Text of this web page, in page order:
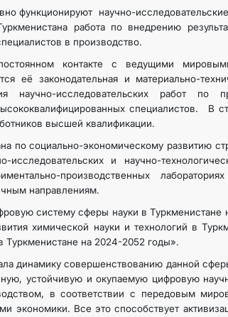
функционируют научно-
работа по внедрению
в производство.
контакте с ведущими
её законодательная и материально-
исследовательских работ по
специалистов. В
высшей квалификации.
по социально-экономическому развитию
и научно-
производственных
направлениям.
систему сферы науки в Туркменистане
химической науки и технологий в
Туркменистане на 2024-2052 годы».
динамику совершенствованию данной
устойчивую и окупаемую цифровую
в соответствии с передовым
экономики. Все это способствует